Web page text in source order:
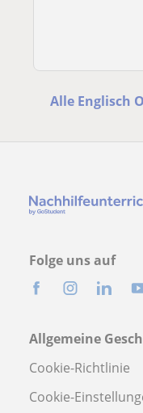
Alle Englisch
Folge uns auf
Allgemeine
Cookie-Richtlinie
Cookie-